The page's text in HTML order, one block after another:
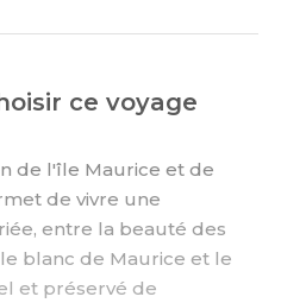
ce voyage
de l'île Maurice et de
de vivre une
entre la beauté des
blanc de Maurice et le
et préservé de